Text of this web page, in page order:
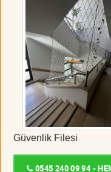
Güvenlik Filesi
0545 240 09 94 -